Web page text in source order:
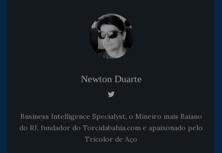
Newton Duarte
Business Intelligence Specialyst, o Mineiro mais Baiano
do RJ, fundador do Torcidabahia.com e apaixonado pelo
Tricolor de Aço